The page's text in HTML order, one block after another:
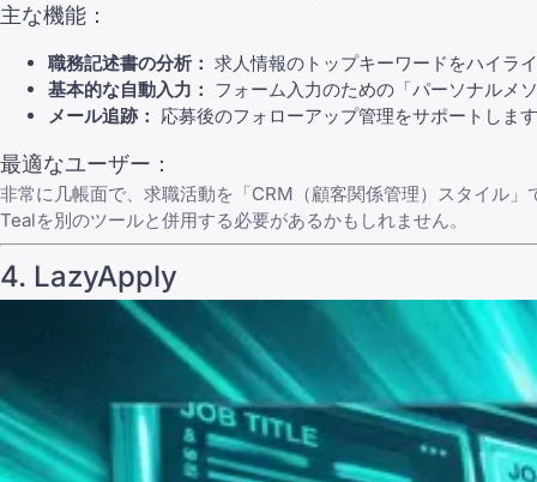
主な機能：
職務記述書の分析： 求人情報のトップキーワードをハイラ
基本的な自動入力： フォーム入力のための「パーソナルメ
メール追跡： 応募後のフォローアップ管理をサポートしま
最適なユーザー：
非常に几帳面で、求職活動を「CRM（顧客関係管理）スタイル
Tealを別のツールと併用する必要があるかもしれません。
4. LazyApply